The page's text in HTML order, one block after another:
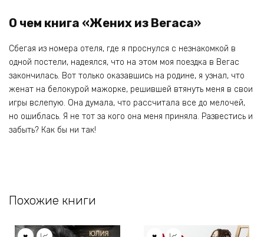
О чем книга «Жених из Вегаса»
Сбегая из номера отеля, где я проснулся с незнакомкой в
одной постели, надеялся, что на этом моя поездка в Вегас
закончилась. Вот только оказавшись на родине, я узнал, что
женат на белокурой мажорке, решившей втянуть меня в свои
игры вслепую. Она думала, что рассчитала все до мелочей,
но ошиблась. Я не тот за кого она меня приняла. Развестись и
забыть? Как бы ни так!
Похожие книги